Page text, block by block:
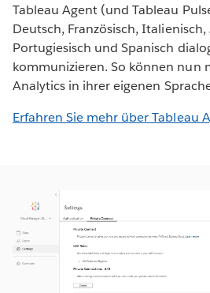
Tableau Agent (und Tableau
Deutsch, Französisch, Italienisch,
Portugiesisch und Spanisch
kommunizieren. So können nun
Analytics in ihrer eigenen
Erfahren Sie mehr über Tableau